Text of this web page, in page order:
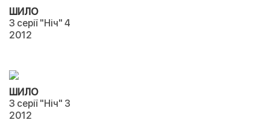
ШИЛО
З серії "Ніч" 4
2012
ШИЛО
З серії "Ніч" 3
2012